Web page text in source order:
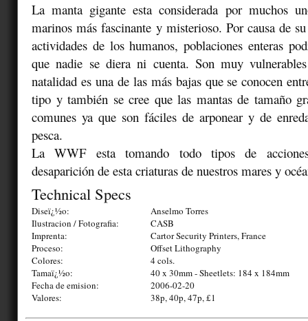
La manta gigante esta considerada por muchos
marinos más fascinante y misterioso. Por causa de
actividades de los humanos, poblaciones enteras
que nadie se diera ni cuenta. Son muy
natalidad es una de las más bajas que se conocen
tipo y también se cree que las mantas de tamaño
comunes ya que son fáciles de arponear y de
pesca.
La WWF esta tomando todo tipos de
desaparición de esta criaturas de nuestros mares y
Technical Specs
Diseï¿½o:
Anselmo Torres
Ilustracion / Fotografia:
CASB
Imprenta:
Cartor Security Printers, France
Proceso:
Offset Lithography
Colores:
4 cols.
Tamaï¿½o:
40 x 30mm - Sheetlets: 184 x 184mm
Fecha de emision:
2006-02-20
Valores:
38p, 40p, 47p, £1